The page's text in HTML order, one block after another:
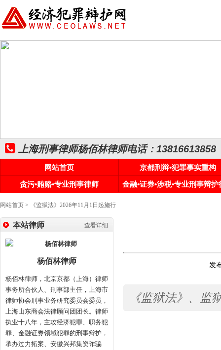
上海刑事律师杨佰林律师电话：13816613858
网站首页
京都刑辩•犯罪事实重构
贪污•贿赂•专业刑事律师
金融•证券•涉税•专业刑事辩护
网站首页 > 《监狱法》2026年11月1日起施行
查看详细
本站律师
杨佰林律师
杨佰林律师，北京京都（上海）律师
事务所合伙人、刑事部主任，上海市
律师协会刑事业务研究委员会委员，
上海山东商会法律顾问团团长。律师
执业十八年，主攻经济犯罪、职务犯
罪、金融证券领域犯罪的刑事辩护，
承办过力拓案、安徽兴邦集资诈骗
发
《监狱法》、监